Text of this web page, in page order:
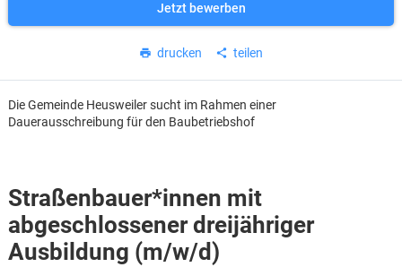
Jetzt bewerben
drucken teilen
Die Gemeinde Heusweiler sucht im Rahmen einer
Dauerausschreibung für den Baubetriebshof
Straßenbauer*innen mit
abgeschlossener dreijähriger
Ausbildung (m/w/d)